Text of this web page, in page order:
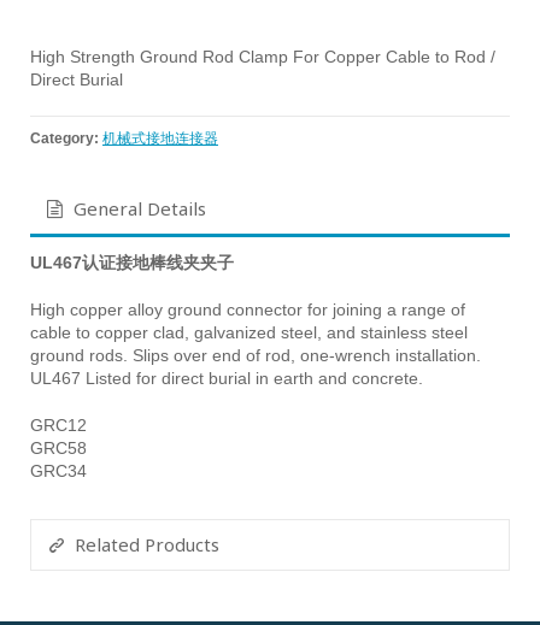
High Strength Ground Rod Clamp For Copper Cable to Rod /
Direct Burial
Category: 机械式接地连接器
General Details
UL467认证接地棒线夹夹子
High copper alloy ground connector for joining a range of
cable to copper clad, galvanized steel, and stainless steel
ground rods. Slips over end of rod, one-wrench installation.
UL467 Listed for direct burial in earth and concrete.
GRC12
GRC58
GRC34
Related Products